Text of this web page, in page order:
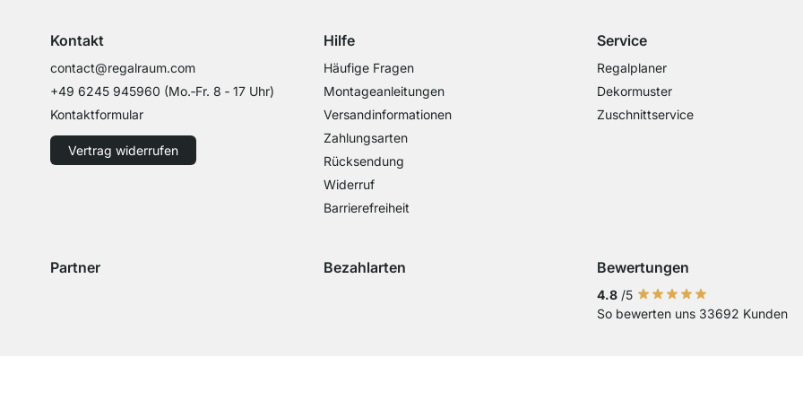
Kontakt
contact@regalraum.com
+49 6245 945960 (Mo.‑Fr. 8 ‑ 17 Uhr)
Kontaktformular
Vertrag widerrufen
Hilfe
Häufige Fragen
Montageanleitungen
Versandinformationen
Zahlungsarten
Rücksendung
Widerruf
Barrierefreiheit
Service
Regalplaner
Dekormuster
Zuschnittservice
Partner Bezahlarten
Zahlung mit Sofort Kasse
Zahlung mit Vorkasse
Bewertungen
4.8 /5
So bewerten uns 33692 Kunden